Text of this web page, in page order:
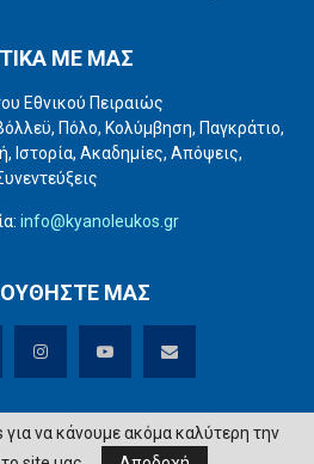
ΜΕ ΜΑΣ
Εθνικού Πειραιώς
Πόλο, Κολύμβηση, Παγκράτιο,
Ιστορία, Ακαδημίες, Απόψεις,
info@kyanoleukos.gr
ΜΑΣ
να κάνουμε ακόμα καλύτερη την